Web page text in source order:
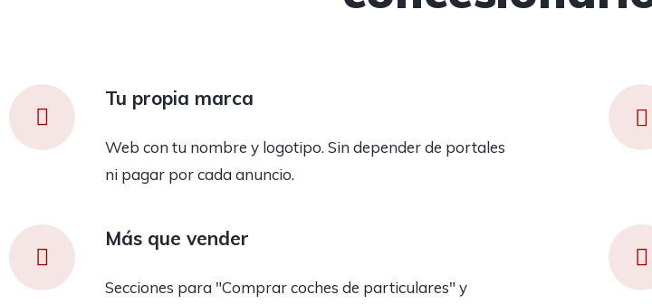
Tu propia marca
Web con tu nombre y logotipo. Sin depender de portales
ni pagar por cada anuncio.
Más que vender
Secciones para "Comprar coches de particulares" y